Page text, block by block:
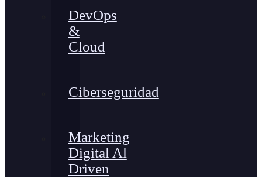
DevOps
&
Cloud
Ciberseguridad
Marketing
Digital Al
Driven